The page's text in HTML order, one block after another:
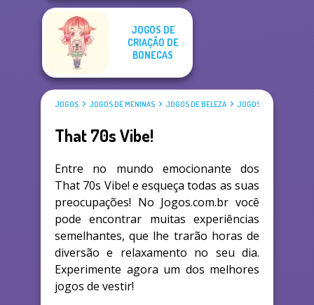
JOGOS DE
CRIAÇÃO DE
BONECAS
JOGOS JOGOS DE MENINAS JOGOS DE BELEZA JOGOS DE VESTIR
That 70s Vibe!
Entre no mundo emocionante dos
That 70s Vibe! e esqueça todas as suas
preocupações! No Jogos.com.br você
pode encontrar muitas experiências
semelhantes, que lhe trarão horas de
diversão e relaxamento no seu dia.
Experimente agora um dos melhores
jogos de vestir!